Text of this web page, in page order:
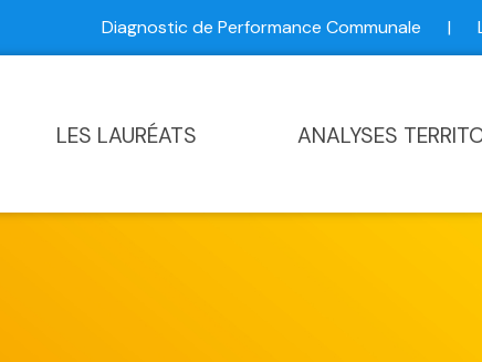
Diagnostic de Performance Communale |
LES LAURÉATS ANALYSES